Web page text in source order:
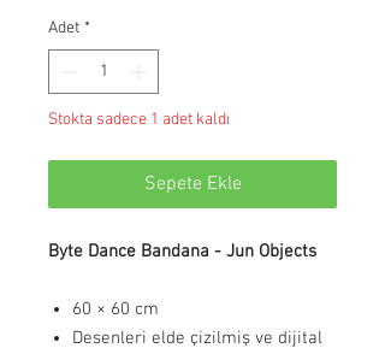
Adet *
Stokta sadece 1 adet kaldı
Sepete Ekle
Byte Dance Bandana - Jun Objects
60 × 60 cm
Desenleri elde çizilmiş ve dijital